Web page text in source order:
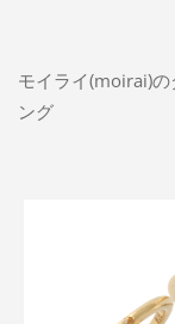
モイライ(moirai)
ング